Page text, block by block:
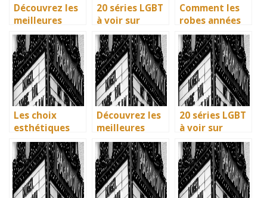
Découvrez les
meilleures
solutions
gratuites pour
vos séries
préférées en
français
20 séries LGBT
à voir sur
Netflix : quand
science-fiction
et diversité
font des
étincelles
Comment les
robes années
40 vintage ont
révolutionné la
mode en temps
de guerre
Les choix
esthétiques
surprenants du
générique de
Joker 2 (2024)
Découvrez les
meilleures
solutions
gratuites pour
vos séries
préférées en
français
20 séries LGBT
à voir sur
Netflix : quand
science-fiction
et diversité
font des
étincelles